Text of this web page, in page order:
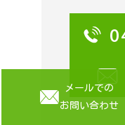
メールでの
お問い合わせ